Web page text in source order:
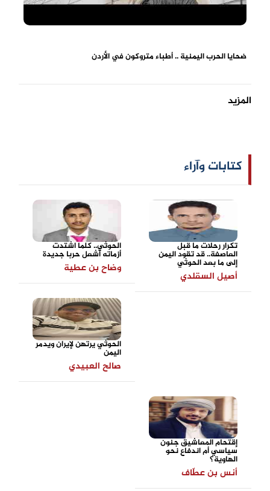
ضحايا الحرب اليمنية .. أطباء متروكون في الأردن
المزيد
كتابات وآراء
تكرار رحلات ما قبل
العاصفة.. قد تقود اليمن
إلى ما بعد الحوثي
أصيل السقلدي
الحوثي.. كلما اشتدت
أزماته أشعل حربا جديدة
وضاح بن عطية
الحوثي يرتهن لإيران ويدمر
اليمن
صالح العبيدي
إقتحام المعاشيق جنون
سياسي أم اندفاع نحو
الهاوية؟
أنس بن عطّاف